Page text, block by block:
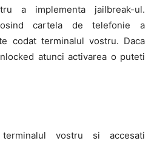
a implementa jailbreak-ul.
cartela de telefonie a
codat terminalul vostru. Daca
atunci activarea o puteti
vostru si accesati